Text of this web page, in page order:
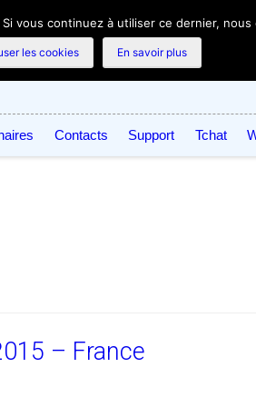
Contacts Support Tchat
– France
vous continuez à utiliser ce dernier,
les cookies En savoir plus